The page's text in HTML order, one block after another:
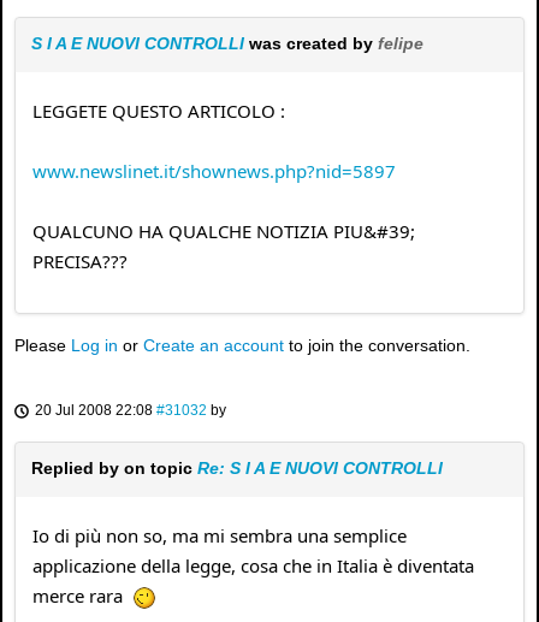
S I A E NUOVI CONTROLLI was created by felipe
LEGGETE QUESTO ARTICOLO :
www.newslinet.it/shownews.php?nid=5897
QUALCUNO HA QUALCHE NOTIZIA PIU&#39;
PRECISA???
Please Log in or Create an account to join the conversation.
20 Jul 2008 22:08 #31032 by
Replied by on topic Re: S I A E NUOVI CONTROLLI
Io di più non so, ma mi sembra una semplice
applicazione della legge, cosa che in Italia è diventata
merce rara